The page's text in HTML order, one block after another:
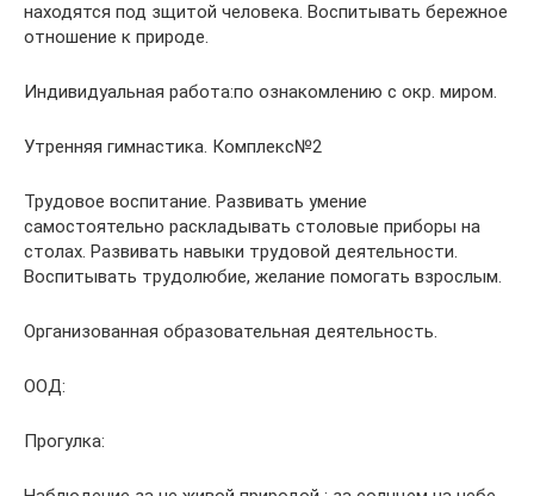
находятся под зщитой человека. Воспитывать бережное
отношение к природе.
Индивидуальная работа:по ознакомлению с окр. миром.
Утренняя гимнастика. Комплекс№2
Трудовое воспитание. Развивать умение
самостоятельно раскладывать столовые приборы на
столах. Развивать навыки трудовой деятельности.
Воспитывать трудолюбие, желание помогать взрослым.
Организованная образовательная деятельность.
ООД:
Прогулка: